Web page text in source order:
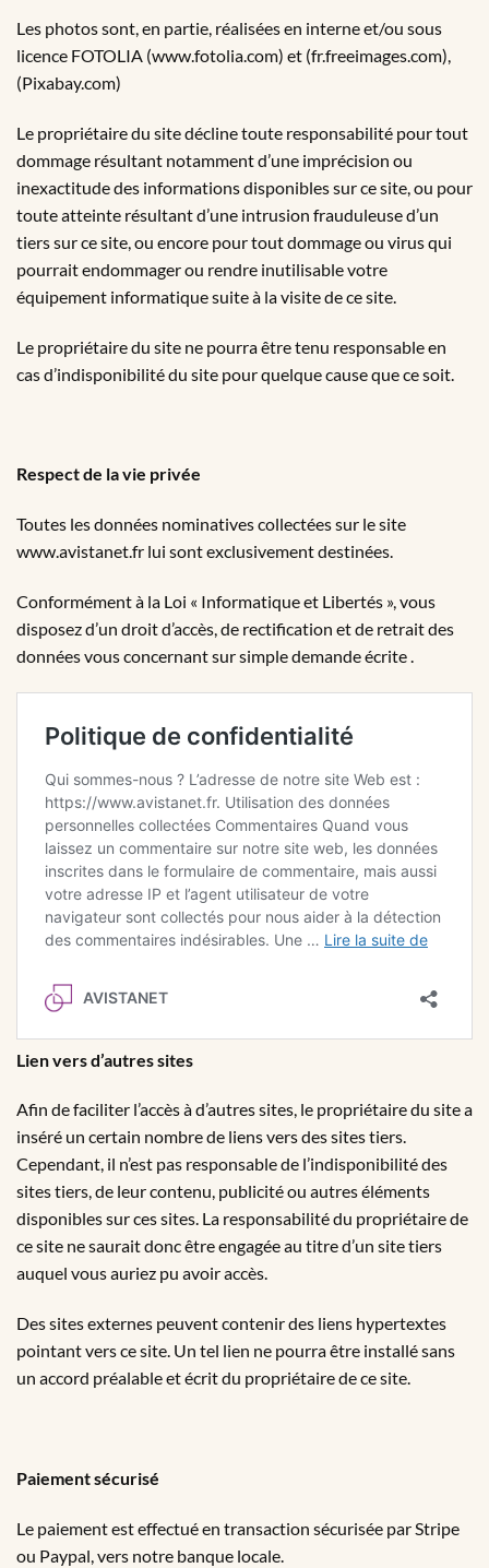
Les photos sont, en partie, réalisées en interne et/ou sous
licence FOTOLIA (www.fotolia.com) et (fr.freeimages.com),
(Pixabay.com)
Le propriétaire du site décline toute responsabilité pour tout
dommage résultant notamment d’une imprécision ou
inexactitude des informations disponibles sur ce site, ou pour
toute atteinte résultant d’une intrusion frauduleuse d’un
tiers sur ce site, ou encore pour tout dommage ou virus qui
pourrait endommager ou rendre inutilisable votre
équipement informatique suite à la visite de ce site.
Le propriétaire du site ne pourra être tenu responsable en
cas d’indisponibilité du site pour quelque cause que ce soit.
Respect de la vie privée
Toutes les données nominatives collectées sur le site
www.avistanet.fr lui sont exclusivement destinées.
Conformément à la Loi « Informatique et Libertés », vous
disposez d’un droit d’accès, de rectification et de retrait des
données vous concernant sur simple demande écrite .
Lien vers d’autres sites
Afin de faciliter l’accès à d’autres sites, le propriétaire du site a
inséré un certain nombre de liens vers des sites tiers.
Cependant, il n’est pas responsable de l’indisponibilité des
sites tiers, de leur contenu, publicité ou autres éléments
disponibles sur ces sites. La responsabilité du propriétaire de
ce site ne saurait donc être engagée au titre d’un site tiers
auquel vous auriez pu avoir accès.
Des sites externes peuvent contenir des liens hypertextes
pointant vers ce site. Un tel lien ne pourra être installé sans
un accord préalable et écrit du propriétaire de ce site.
Paiement sécurisé
Le paiement est effectué en transaction sécurisée par Stripe
ou Paypal, vers notre banque locale.